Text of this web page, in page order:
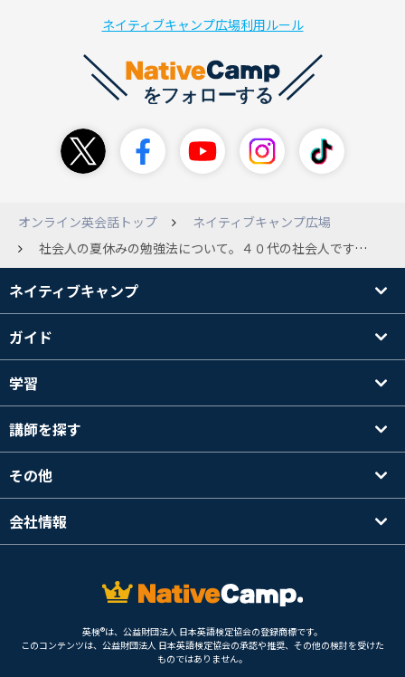
ネイティブキャンプ広場利用ルール
オンライン英会話トップ
ネイティブキャンプ広場
社会人の夏休みの勉強法について。４０代の社会人です。９月頃に夏休みが取れそうです。 ９月なので日中は子供もいないし、どっぷり英語の勉強をしようかと思っています。 朝から１５時頃まで５日間、自由な時間ができて英語の勉強をするとしたらみなさんはどうしますか？ いま考えているのは(NCは受け放題なので)毎日5レッスンくらい受けてみようかと考えているのですが、どうスケジュール（教材）を組もうか思案中です。 わたしのレベルとしては高卒で働き始めて英語の勉強なんて全然していなかったのですが、一念発起して半年ほど前から勉強を始めました。 中学英語の復習から初めて、文法がだいたいわかったところで実践をしようと思ってNCを始めて３ヶ月ほどです。 いま、文法と実践発音を一番下のレベルからすすめています(毎日1～2レッスン)。 SIDE by SIDEもいいと別のスレッドに書いてあったので試しにそちらも受けてみようかと思っているところです。 こんなふうにしたらいいのでは？というご意見をいただければうれしいです。
ネイティブキャンプ
ガイド
学習
講師を探す
その他
会社情報
英検®は、公益財団法人 日本英語検定協会の登録商標です。
このコンテンツは、公益財団法人 日本英語検定協会の承認や推奨、その他の検討を受けた
ものではありません。